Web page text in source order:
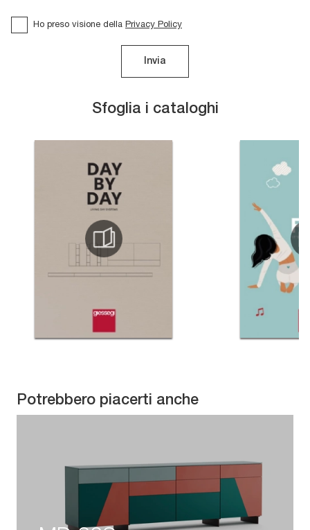
Sfoglia i cataloghi
Ho preso visione della Privacy Policy
Invia
Potrebbero piacerti anche